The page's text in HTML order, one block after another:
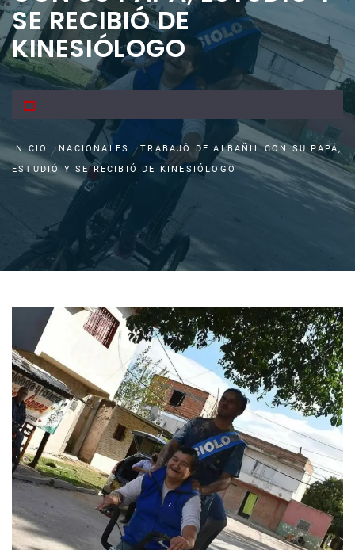
SE RECIBIÓ DE
KINESIÓLOGO
INICIO NACIONALES
TRABAJÓ DE ALBAÑIL CON SU PAPÁ,
ESTUDIÓ Y SE RECIBIÓ DE KINESIÓLOGO